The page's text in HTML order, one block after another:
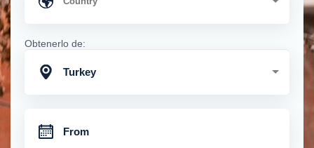
Obtenerlo de:
Turkey